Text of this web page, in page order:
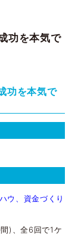
功を本気で
功を本気で
ウ、資金づくり
)、全6回で1ケ